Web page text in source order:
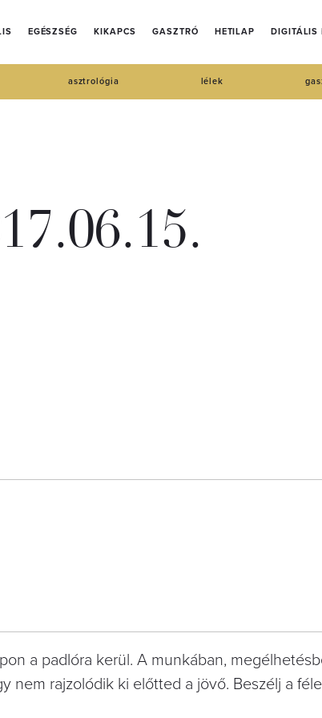
EGÉSZSÉG KIKAPCS GASZTRÓ HETILAP DIGITÁLIS
asztrológia lélek
a padlóra kerül. A munkában,
nem rajzolódik ki előtted a jövő. Beszélj a